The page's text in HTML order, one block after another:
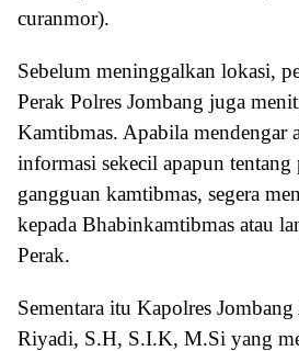
curanmor).
Sebelum meninggalkan lokasi,
Perak Polres Jombang juga
Kamtibmas. Apabila mendengar
informasi sekecil apapun tentang
gangguan kamtibmas, segera
kepada Bhabinkamtibmas atau
Perak.
Sementara itu Kapolres
Riyadi, S.H, S.I.K, M.Si yang